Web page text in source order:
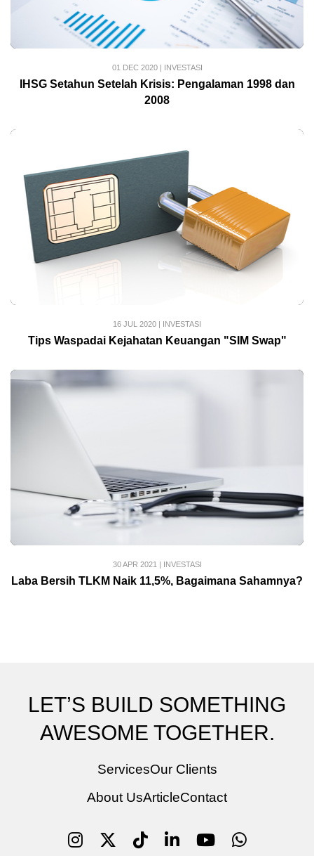
01 DEC 2020| INVESTASI
IHSG Setahun Setelah Krisis: Pengalaman 1998 dan
2008
16 JUL 2020 | INVESTASI
Tips Waspadai Kejahatan Keuangan "SIM Swap"
30 APR 2021 | INVESTASI
Laba Bersih TLKM Naik 11,5%, Bagaimana Sahamnya?
LET’S BUILD SOMETHING
AWESOME TOGETHER.
ServicesOur Clients
About UsArticleContact